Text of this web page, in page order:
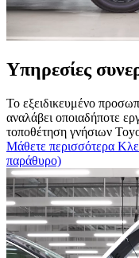
Υπηρεσίες
Το εξειδικευμένο
αναλάβει οποιαδήποτε
τοποθέτηση γνήσιων
Μάθετε περισσότερα
παράθυρο)